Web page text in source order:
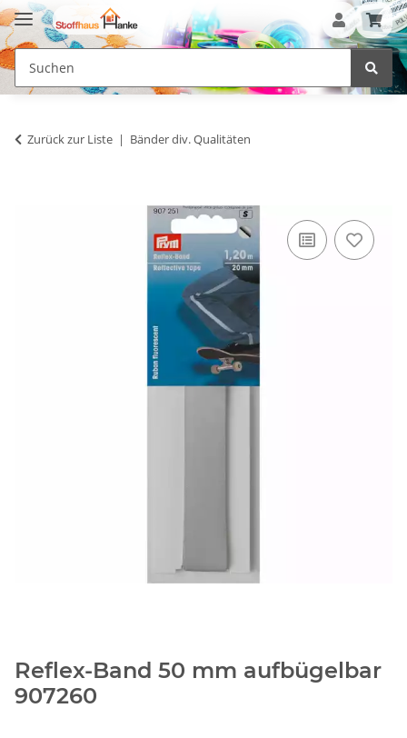
Zurück zur Liste Bänder div. Qualitäten
Reflex-Band 50 mm aufbügelbar
907260